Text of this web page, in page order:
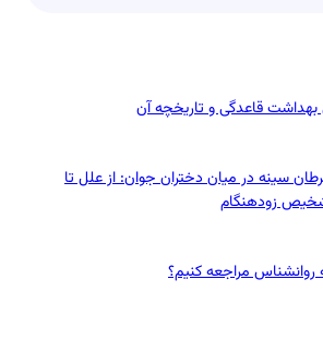
بهداشت قاعدگی و تاریخچه آن
سینه در میان دختران جوان: از علل تا
زودهنگام
روانشناس مراجعه کنیم؟